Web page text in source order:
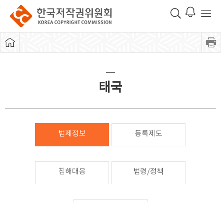
태국
법제정보 등록제도
침해대응 법령/정책